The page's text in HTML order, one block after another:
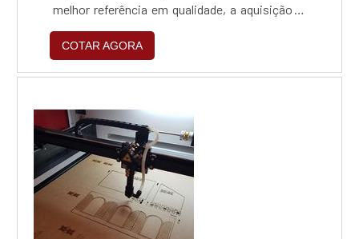
melhor referência em qualidade, a aquisição é
mais assertiva. Quando a procura é por
máquina gravadora a laser, com a equipe da
Trans Laser irá encontrar proteção com
clientes, fatores que aliados ao preço justo
asseguram uma ót...
COTAR AGORA